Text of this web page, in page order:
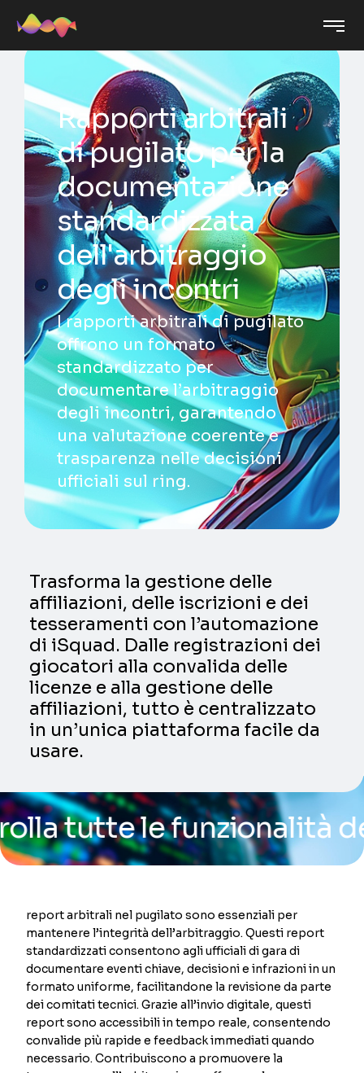
Rapporti arbitrali
di pugilato per la
documentazione
standardizzata
dell'arbitraggio
degli incontri
I rapporti arbitrali di pugilato
offrono un formato
standardizzato per
documentare l’arbitraggio
degli incontri, garantendo
una valutazione coerente e
trasparenza nelle decisioni
ufficiali sul ring.
Trasforma la gestione delle
affiliazioni, delle iscrizioni e dei
tesseramenti con l’automazione
di iSquad. Dalle registrazioni dei
giocatori alla convalida delle
licenze e alla gestione delle
affiliazioni, tutto è centralizzato
in un’unica piattaforma facile da
usare.
le funzionalità della
report arbitrali nel pugilato sono essenziali per
mantenere l’integrità dell’arbitraggio. Questi report
standardizzati consentono agli ufficiali di gara di
documentare eventi chiave, decisioni e infrazioni in un
formato uniforme, facilitandone la revisione da parte
dei comitati tecnici. Grazie all’invio digitale, questi
report sono accessibili in tempo reale, consentendo
convalide più rapide e feedback immediati quando
necessario. Contribuiscono a promuovere la